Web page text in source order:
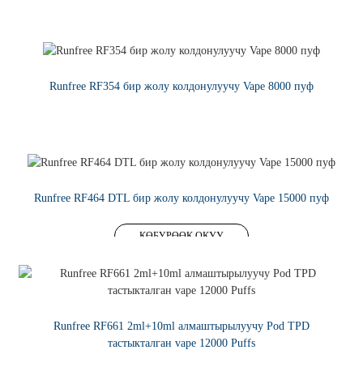
Runfree RF354 бир жолу колдонулуучу Vape 8000 пуф
Runfree RF464 DTL бир жолу колдонулуучу Vape 15000 пуф
КӨБҮРӨӨК ОКУУ
Runfree RF661 2ml+10ml алмаштырылуучу Pod TPD
тастыкталган vape 12000 Puffs